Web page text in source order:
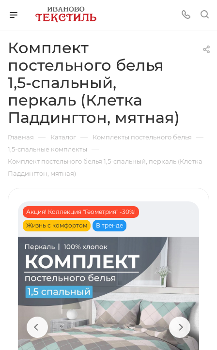
Комплект
постельного белья
1,5-спальный,
перкаль (Клетка
Паддингтон, мятная)
Главная — Каталог — Комплекты постельного белья —
1,5-спальные комплекты —
Комплект постельного белья 1,5-спальный, перкаль (Клетка
Паддингтон, мятная)
Акция! Коллекция "Геометрия" -30%!
Жизнь с комфортом
В тренде